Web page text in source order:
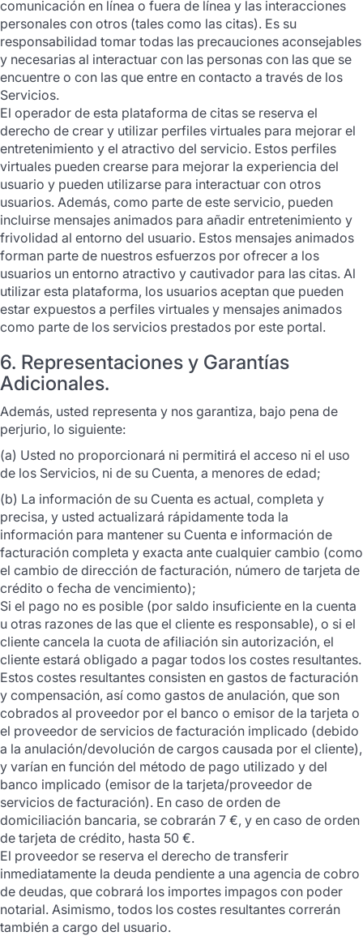
comunicación en línea o fuera de línea y las interacciones
personales con otros (tales como las citas). Es su
responsabilidad tomar todas las precauciones aconsejables
y necesarias al interactuar con las personas con las que se
encuentre o con las que entre en contacto a través de los
Servicios.
El operador de esta plataforma de citas se reserva el
derecho de crear y utilizar perfiles virtuales para mejorar el
entretenimiento y el atractivo del servicio. Estos perfiles
virtuales pueden crearse para mejorar la experiencia del
usuario y pueden utilizarse para interactuar con otros
usuarios. Además, como parte de este servicio, pueden
incluirse mensajes animados para añadir entretenimiento y
frivolidad al entorno del usuario. Estos mensajes animados
forman parte de nuestros esfuerzos por ofrecer a los
usuarios un entorno atractivo y cautivador para las citas. Al
utilizar esta plataforma, los usuarios aceptan que pueden
estar expuestos a perfiles virtuales y mensajes animados
como parte de los servicios prestados por este portal.
6. Representaciones y Garantías
Adicionales.
Además, usted representa y nos garantiza, bajo pena de
perjurio, lo siguiente:
(a) Usted no proporcionará ni permitirá el acceso ni el uso
de los Servicios, ni de su Cuenta, a menores de edad;
(b) La información de su Cuenta es actual, completa y
precisa, y usted actualizará rápidamente toda la
información para mantener su Cuenta e información de
facturación completa y exacta ante cualquier cambio (como
el cambio de dirección de facturación, número de tarjeta de
crédito o fecha de vencimiento);
Si el pago no es posible (por saldo insuficiente en la cuenta
u otras razones de las que el cliente es responsable), o si el
cliente cancela la cuota de afiliación sin autorización, el
cliente estará obligado a pagar todos los costes resultantes.
Estos costes resultantes consisten en gastos de facturación
y compensación, así como gastos de anulación, que son
cobrados al proveedor por el banco o emisor de la tarjeta o
el proveedor de servicios de facturación implicado (debido
a la anulación/devolución de cargos causada por el cliente),
y varían en función del método de pago utilizado y del
banco implicado (emisor de la tarjeta/proveedor de
servicios de facturación). En caso de orden de
domiciliación bancaria, se cobrarán 7 €, y en caso de orden
de tarjeta de crédito, hasta 50 €.
El proveedor se reserva el derecho de transferir
inmediatamente la deuda pendiente a una agencia de cobro
de deudas, que cobrará los importes impagos con poder
notarial. Asimismo, todos los costes resultantes correrán
también a cargo del usuario.